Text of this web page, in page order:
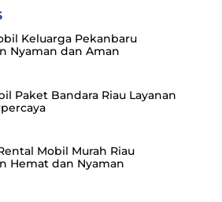
Keluarga Pekanbaru
Nyaman dan Aman
Paket Bandara Riau Layanan
Mobil Murah Riau
Hemat dan Nyaman